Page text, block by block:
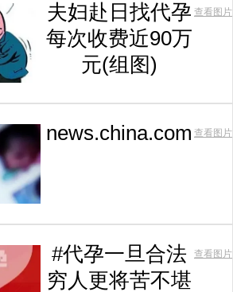
夫妇赴日找代孕
每次收费近90万
元(组图)
查看图片
news.china.com 查看图片
#代孕一旦合法
穷人更将苦不堪
查看图片